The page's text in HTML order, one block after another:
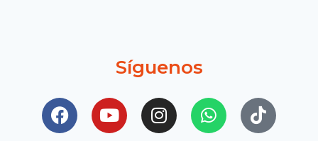
Síguenos